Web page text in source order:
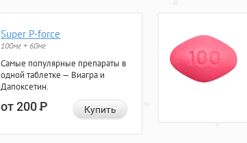
Super P-force
100мг + 60мг
Самые популярные препараты в
одной таблетке — Виагра и
Дапоксетин.
от 200Р Купить